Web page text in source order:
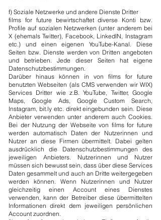
f) Soziale Netzwerke und andere Dienste Dritter
films for future bewirtschaftet diverse Konti bzw.
Profile auf sozialen Netzwerken (unter anderem bei
X (ehemals Twitter), Facebook, LinkedIN, Instagram
etc.) und einen eigenen YouTube-Kanal. Diese
Seiten bzw. Dienste werden von Dritten angeboten
und betrieben. Jede dieser Seiten hat eigene
Datenschutzbestimmungen.
Darüber hinaus können in von films for future
benutzten Webseiten (als CMS verwenden wir WIX)
Services Dritter wie z.B. YouTube, Twitter, Google
Maps, Google Ads, Google Custom Search,
Instagram, bit.ly etc. direkt eingebunden sein. Diese
Anbieter verwenden unter anderem auch Cookies.
Bei der Nutzung der Webseite von films for future
werden automatisch Daten der Nutzerinnen und
Nutzer an diese Firmen übermittelt. Dabei gelten
ausdrücklich die Datenschutzbestimmungen des
jeweiligen Anbieters. Nutzerinnen und Nutzer
müssen sich bewusst sein, dass über diese Services
Daten gesammelt und auch an Dritte weitergegeben
werden können. Wenn Nutzerinnen und Nutzer
gleichzeitig einen Account eines Dienstes
verwenden, kann der Betreiber diese übermittelten
Informationen direkt dem jeweiligen persönlichen
Account zuordnen.